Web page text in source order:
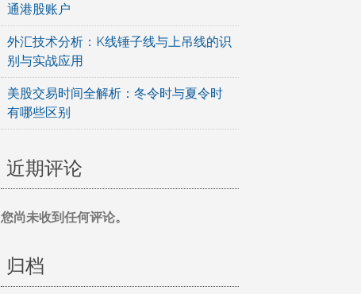
通港股账户
外汇技术分析：K线锤子线与上吊线的识
别与实战应用
美股交易时间全解析：冬令时与夏令时
有哪些区别
近期评论
您尚未收到任何评论。
归档